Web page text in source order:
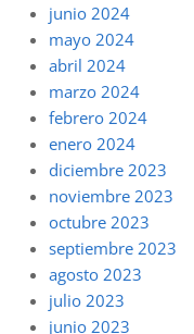
junio 2024
mayo 2024
abril 2024
marzo 2024
febrero 2024
enero 2024
diciembre 2023
noviembre 2023
octubre 2023
septiembre 2023
agosto 2023
julio 2023
junio 2023